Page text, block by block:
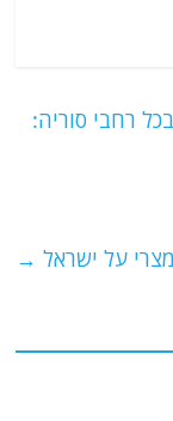
רחבי סוריה:
על ישראל →